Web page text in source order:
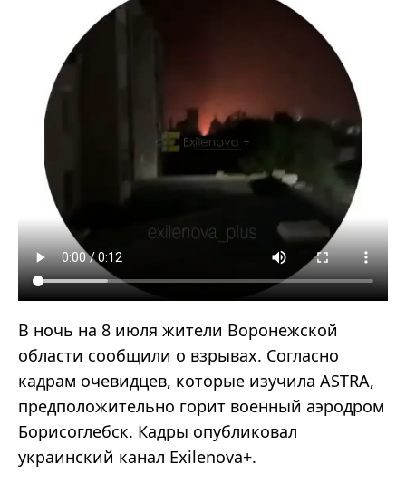
В ночь на 8 июля жители Воронежской
области сообщили о взрывах. Согласно
кадрам очевидцев, которые изучила ASTRA,
предположительно горит военный аэродром
Борисоглебск. Кадры опубликовал
украинский канал Exilenova+.